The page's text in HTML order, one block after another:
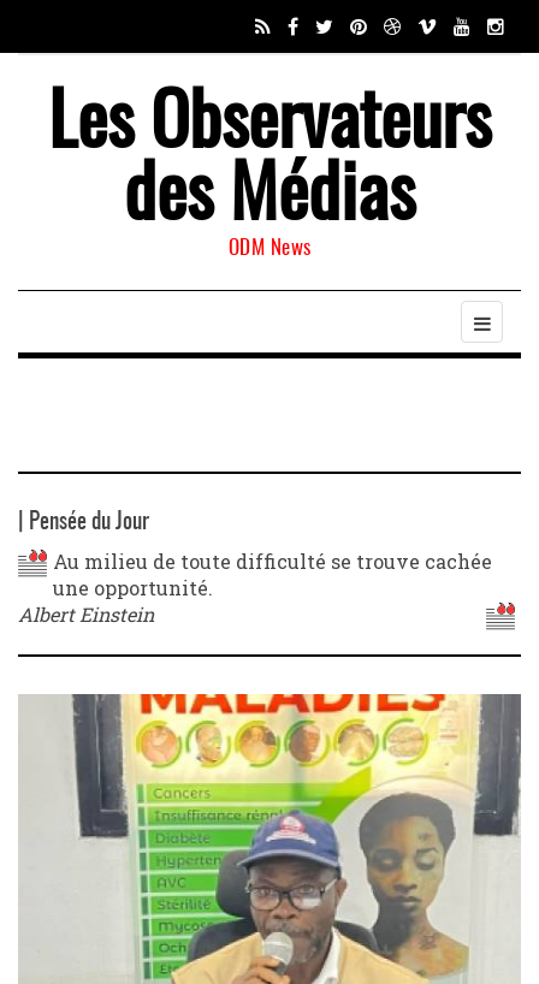
Les Observateurs
des Médias
ODM News
| Pensée du Jour
Au milieu de toute difficulté se trouve cachée
une opportunité.
Albert Einstein